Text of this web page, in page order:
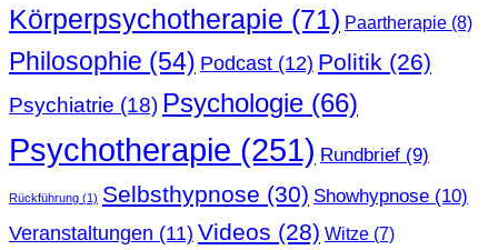
Körperpsychotherapie (71) Paartherapie (8)
Philosophie (54) Podcast (12) Politik (26)
Psychiatrie (18) Psychologie (66)
Psychotherapie (251) Rundbrief (9)
Rückführung (1) Selbsthypnose (30) Showhypnose (10)
Veranstaltungen (11) Videos (28) Witze (7)